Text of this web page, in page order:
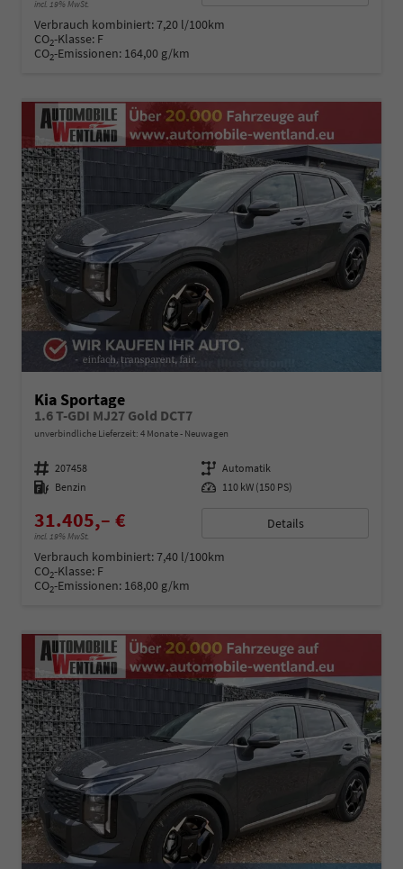
incl. 19% MwSt.
Verbrauch kombiniert:7,20 l/100km
CO2-Klasse: F
CO2-Emissionen: 164,00 g/km
Kia Sportage
1.6 T-GDI MJ27 Gold DCT7
unverbindliche Lieferzeit: 4 Monate Neuwagen
Fahrzeugnummer 207458 Getriebe Automatik
Kraftstoff Benzin Leistung 110 kW (150 PS)
31.405,– €
incl. 19% MwSt.
Details
Verbrauch kombiniert:7,40 l/100km
CO2-Klasse: F
CO2-Emissionen: 168,00 g/km